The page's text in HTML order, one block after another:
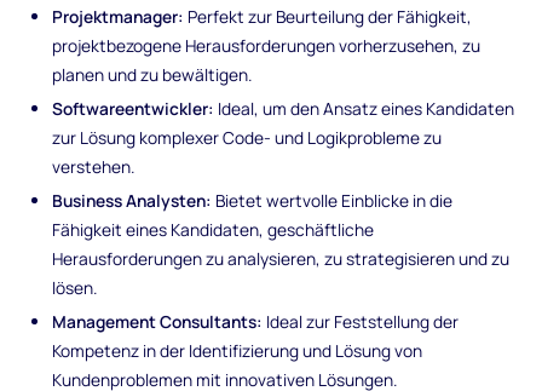
Projektmanager: Perfekt zur Beurteilung der Fähigkeit,
projektbezogene Herausforderungen vorherzusehen, zu
planen und zu bewältigen.
Softwareentwickler: Ideal, um den Ansatz eines Kandidaten
zur Lösung komplexer Code- und Logikprobleme zu
verstehen.
Business Analysten: Bietet wertvolle Einblicke in die
Fähigkeit eines Kandidaten, geschäftliche
Herausforderungen zu analysieren, zu strategisieren und zu
lösen.
Management Consultants: Ideal zur Feststellung der
Kompetenz in der Identifizierung und Lösung von
Kundenproblemen mit innovativen Lösungen.